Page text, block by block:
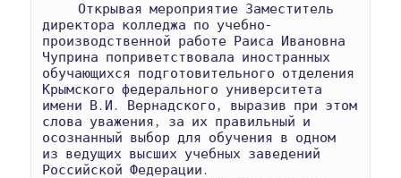
     Открывая мероприятие Заместитель
директора колледжа по учебно-
производственной работе Раиса Ивановна
Чуприна поприветствовала иностранных
обучающихся подготовительного отделения
Крымского федерального университета
имени В.И. Вернадского, выразив при этом
слова уважения, за их правильный и
осознанный выбор для обучения в одном
из ведущих высших учебных заведений
Российской Федерации.